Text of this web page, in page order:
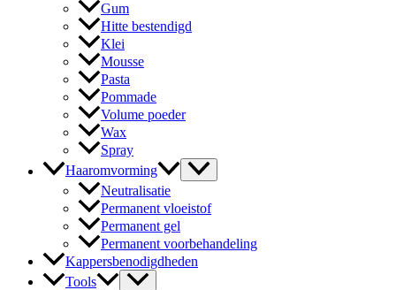
Gum
Hitte bestendigd
Klei
Mousse
Pasta
Pommade
Volume poeder
Wax
Spray
Haaromvorming
Neutralisatie
Permanent vloeistof
Permanent gel
Permanent voorbehandeling
Kappersbenodigdheden
Tools